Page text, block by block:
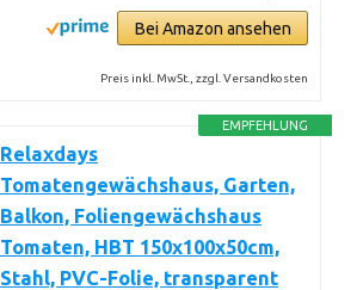
Bei Amazon ansehen
Preis inkl. MwSt., zzgl. Versandkosten
EMPFEHLUNG
Relaxdays
Tomatengewächshaus, Garten,
Balkon, Foliengewächshaus
Tomaten, HBT 150x100x50cm,
Stahl, PVC-Folie, transparent